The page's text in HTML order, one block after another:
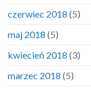
czerwiec 2018 (5)
maj 2018 (5)
kwiecień 2018 (3)
marzec 2018 (5)